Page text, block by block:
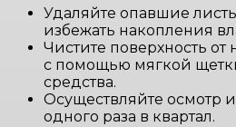
Удаляйте опавшие
избежать накопления
Чистите поверхность от
с помощью мягкой
средства.
Осуществляйте осмотр
одного раза в квартал.